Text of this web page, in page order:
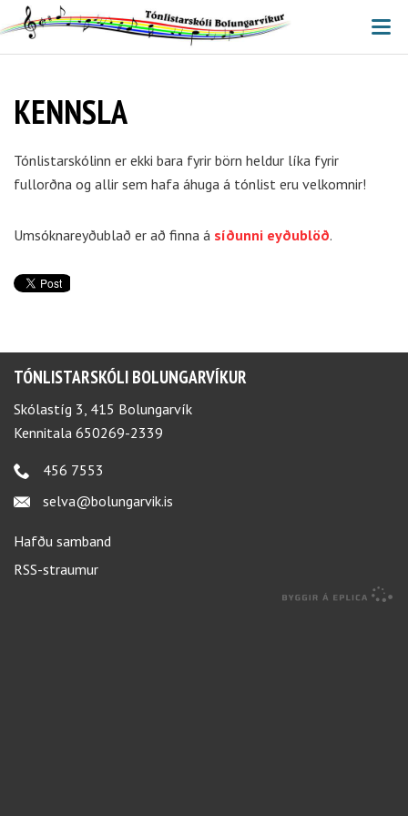
KENNSLA
Tónlistarskólinn er ekki bara fyrir börn heldur líka fyrir
fullorðna og allir sem hafa áhuga á tónlist eru velkomnir!
Umsóknareyðublað er að finna á síðunni eyðublöð.
TÓNLISTARSKÓLI BOLUNGARVÍKUR
Skólastíg 3, 415 Bolungarvík
Kennitala 650269-2339
456 7553
selva@bolungarvik.is
Hafðu samband
RSS-straumur